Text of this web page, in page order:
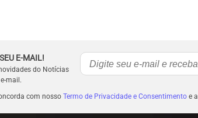
E-MAIL!
do Notícias
mail.
com nosso Termo de Privacidade e Consentimentoe a